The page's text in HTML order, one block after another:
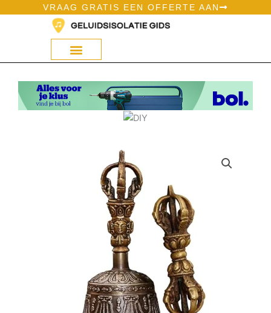
VRAAG GRATIS EEN OFFERTE AAN